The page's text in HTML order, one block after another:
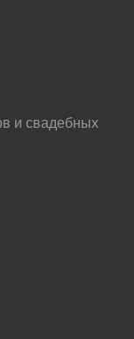
и свадебных